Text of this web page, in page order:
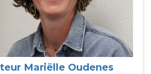
Mariëlle Oudenes